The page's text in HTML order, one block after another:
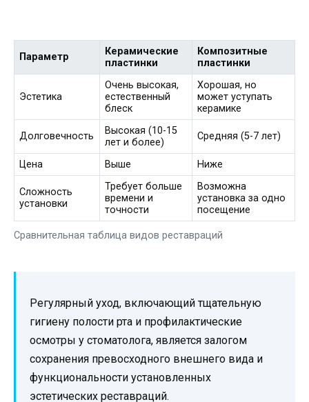
Сравнительная таблица видов реставраций
Параметр
Керамические
пластинки
Композитные
пластинки
Эстетика
Очень высокая,
естественный
блеск
Хорошая, но
может уступать
керамике
Долговечность
Высокая (10-15
лет и более)
Средняя (5-7 лет)
Цена Выше Ниже
Сложность
установки
Требует больше
времени и
точности
Возможна
установка за одно
посещение
Регулярный уход, включающий тщательную
гигиену полости рта и профилактические
осмотры у стоматолога, является залогом
сохранения превосходного внешнего вида и
функциональности установленных
эстетических реставраций.